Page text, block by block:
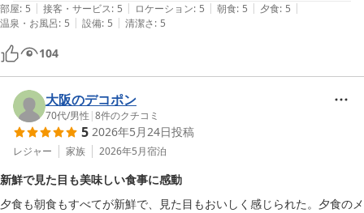
部屋: 5 | 接客・サービス: 5 | ロケーション: 5 | 朝食: 5 | 夕食: 5 |
温泉・お風呂: 5 | 設備: 5 | 清潔さ: 5
104
大阪のデコポン
70代/男性 |8件のクチコミ
5 2026年5月24日投稿
レジャー 家族 2026年5月宿泊
新鮮で見た目も美味しい食事に感動
夕食も朝食もすべてが新鮮で、見た目もおいしく感じられた。夕食のメ